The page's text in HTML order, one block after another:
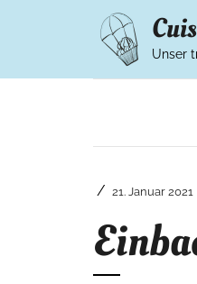
Unser
/ 21. Januar 2021